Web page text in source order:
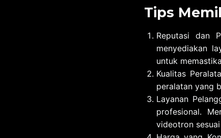
Tips
Reputasi dan
menyediakan
untuk
Kualitas
peralatan yang
Layanan
profesional.
videotron